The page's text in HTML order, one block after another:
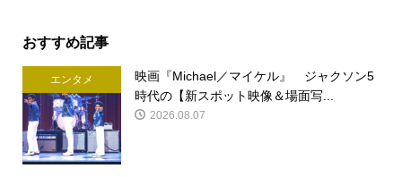
おすすめ記事
エンタメ
映画『Michael／マイケル』 ジャクソン5
時代の【新スポット映像＆場面写...
2026.08.07